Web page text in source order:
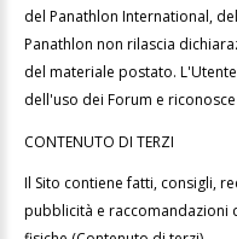
del Panathlon International,
Panathlon non rilascia
del materiale postato.
dell'uso dei Forum e
CONTENUTO DI TERZI
Il Sito contiene fatti, consigli,
pubblicità e raccomandazioni